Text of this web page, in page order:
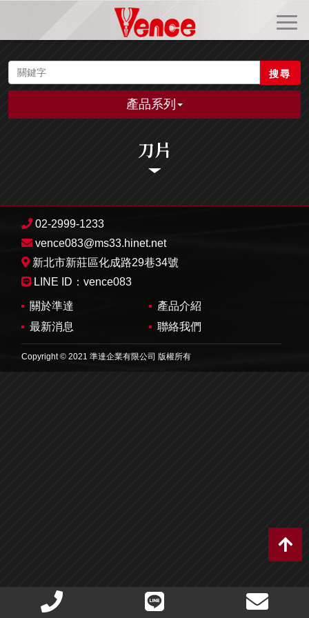
搜尋
產品系列
刀片
02-2999-1233
vence083@ms33.hinet.net
新北市新莊區化成路29巷34號
LINE ID： vence083
關於準達
產品介紹
最新消息
聯絡我們
Copyright © 2021 準達企業有限公司 版權所有